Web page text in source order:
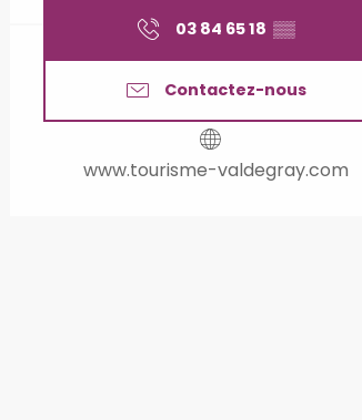
03 84 65 18 ▒▒
Contactez-nous
www.tourisme-valdegray.com